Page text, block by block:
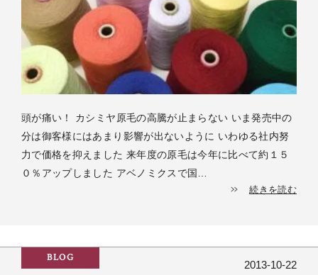
頭が痛い！ カシミヤ原毛の高騰が止まらない いま発売中の
分は御客様にはあまり影響が出ないように いわゆる社内努
力で価格を抑えました 来年度の原毛は今年に比べて約１５
０％アップしました アベノミクスで国…
続きを読む
BLOG
2013-10-22